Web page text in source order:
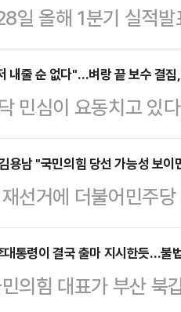
당한 책임을 묻겠다
백신 은폐 의혹 사건'
질병관리청장에 대
없던 일이 될 수도 있
…
일 올해 1분기 실적
저장장치(ESS) 수요
수요는 2025년 90
로 연 평균 12% 수
센터에 활용되는
으로 추산된다"며 "
다.또한 "기존 주요
내줄 순 없다"…벼랑 끝 보수 결
민심이 요동치고 있
정이 험난했다. 컷
다.하지만 벼랑 끝에
원과 이진숙 전 방송
리면서다. 이들의 합
.27일 대구 지역 정
거물과 맞서야 하는
용남 "국민의힘 당선 가능성 보이
선거에 더불어민주
선 가능성이 보이면
의원은 28일 CBS
범여권 단일화에 대
통령이 결국 출마 지시한듯…불
의힘 대표가 부산 북